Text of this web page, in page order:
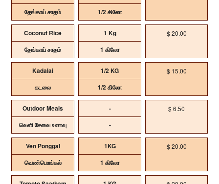
தேங்காய் சாதம்
1/2 கிலோ
Coconut Rice
தேங்காய் சாதம்
1 Kg
1 கிலோ
$ 20.00
Kadalai
கடலை
1/2 KG
1/2 கிலோ
$ 15.00
Outdoor Meals
வெளி சேவை உணவு
-
-
$ 6.50
Ven Ponggal
வெண்பொங்கல்
1KG
1 கிலோ
$ 20.00